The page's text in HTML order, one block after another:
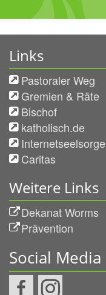
Links
Pastoraler Weg
Gremien & Räte
Bischof
katholisch.de
Internetseelsorge
Caritas
Weitere Links
Dekanat Worms
Prävention
Social Media